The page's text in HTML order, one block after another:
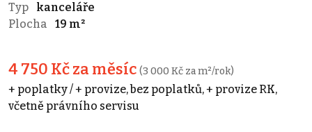
Typ
kanceláře
Plocha
19 m²
4 750 Kč za měsíc (3 000 Kč za m²/rok)
+ poplatky / + provize, bez poplatků, + provize RK,
včetně právního servisu